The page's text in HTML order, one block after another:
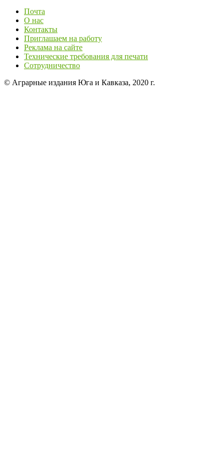
Почта
О нас
Контакты
Приглашаем на работу
Реклама на сайте
Технические требования для печати
Сотрудничество
© Аграрные издания Юга и Кавказа, 2020 г.